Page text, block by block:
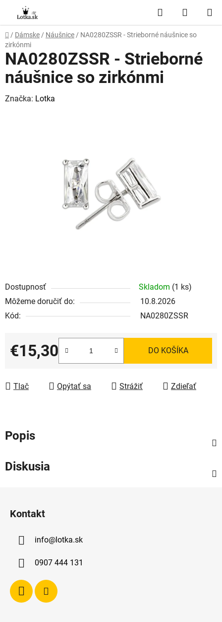
obsah
Hľadať
KOŠÍK
Domov
/ Dámske / Náušnice / NA0280ZSSR - Strieborné náušnice so
zirkónmi
Dostupnosť Skladom (1 ks)
Môžeme doručiť do:
10.8.2026
Kód:
NA0280ZSSR
€15,30
Jednotková cena:
DO KOŠÍKA
Tlač Opýtať sa Strážiť Zdieľať
NA0280ZSSR - Strieborné
náušnice so zirkónmi
Značka: Lotka
Popis
Diskusia
Kontakt
info@lotka.sk
0907 444 131